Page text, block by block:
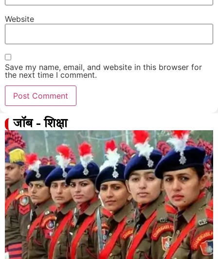
Website
Save my name, email, and website in this browser for
the next time I comment.
जॉब - शिक्षा